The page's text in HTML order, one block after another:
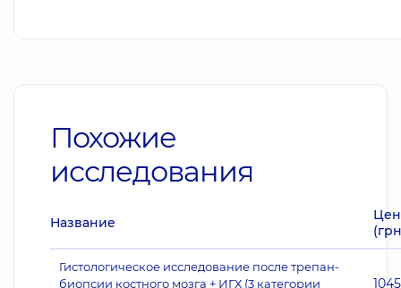
Похожие
исследования
Название
Гистологическое исследование после трепан-
биопсии костного мозга + ИГХ (3 категории